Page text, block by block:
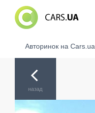
Авторинок на Cars.ua
назад